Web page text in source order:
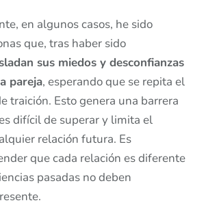
en algunos casos, he sido
que, tras haber sido
sus miedos y desconfianzas
pareja, esperando que se repita el
traición. Esto genera una barrera
difícil de superar y limita el
relación futura. Es
que cada relación es diferente
pasadas no deben